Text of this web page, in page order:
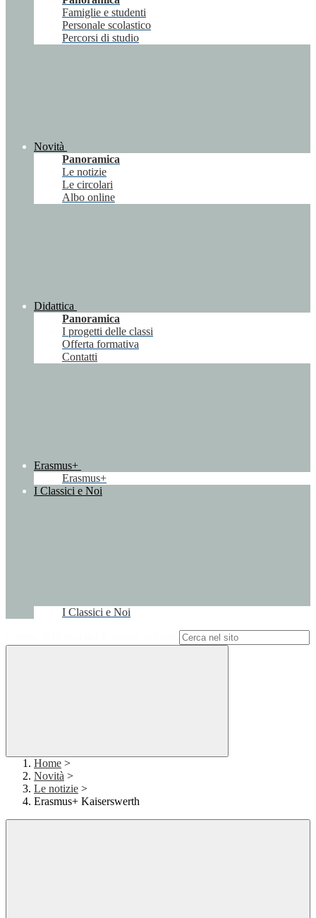
Famiglie e studenti
Personale scolastico
Percorsi di studio
Novità
Panoramica
Le notizie
Le circolari
Albo online
Didattica
Panoramica
I progetti delle classi
Offerta formativa
Contatti
Erasmus+
Erasmus+
I Classici e Noi
I Classici e Noi
Home >
Novità >
Le notizie >
Erasmus+ Kaiserswerth